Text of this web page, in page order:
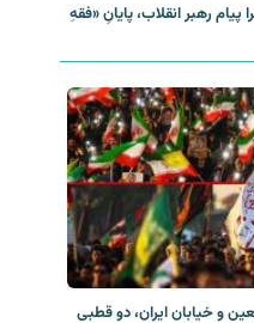
رهبر انقلاب، پایانِ «فقهِ
و خیابان ایران، دو قطبی